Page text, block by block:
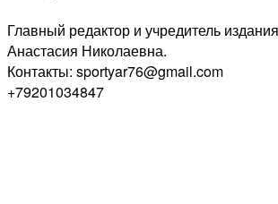
Главный редактор и учредитель
Анастасия Николаевна.
Контакты: sportyar76@gmail.com
+79201034847